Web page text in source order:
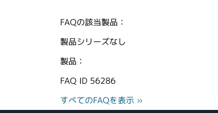
FAQの該当製品：
製品シリーズなし
製品：
FAQ ID 56286
すべてのFAQを表示 »